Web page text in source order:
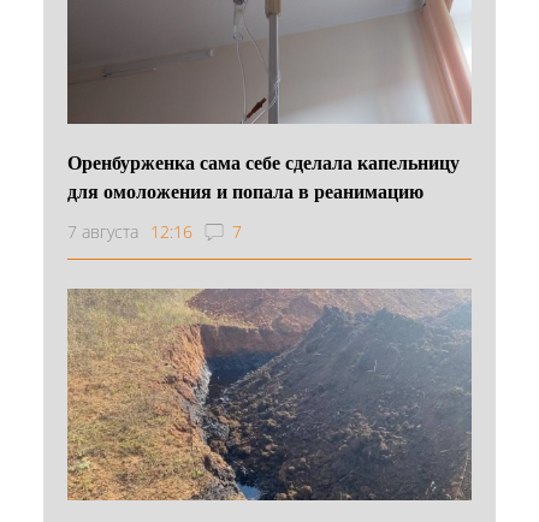
Оренбурженка сама себе сделала капельницу
для омоложения и попала в реанимацию
7 августа 12:16 7